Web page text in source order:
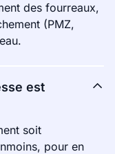
des fourreaux,
(PMZ,
est
soit
pour en